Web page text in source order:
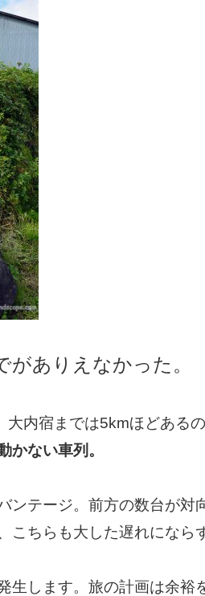
がありえなかった。
大内宿までは5kmほどある
かない車列。
ンテージ。前方の数台が対
こちらも大した遅れになら
します。旅の計画は余裕